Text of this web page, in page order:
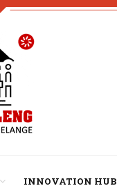
INNOVATION HUB